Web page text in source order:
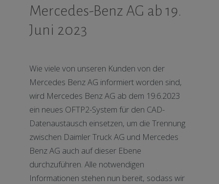
Mercedes-Benz AG ab 19.
Juni 2023
Wie viele von unseren Kunden von der
Mercedes Benz AG informiert worden sind,
wird Mercedes Benz AG ab dem 19.6.2023
ein neues OFTP2-System für den CAD-
Datenaustausch einsetzen, um die Trennung
zwischen Daimler Truck AG und Mercedes
Benz AG auch auf dieser Ebene
durchzuführen. Alle notwendigen
Informationen stehen nun bereit, sodass wir